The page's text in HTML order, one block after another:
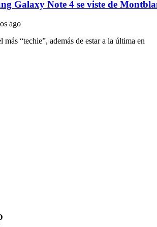
Galaxy Note 4 se viste de
ago
más “techie”, además de estar a la última en